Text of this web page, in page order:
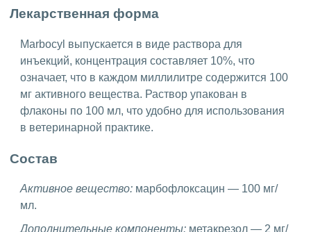
Лекарственная форма
Marbocyl выпускается в виде раствора для
инъекций, концентрация составляет 10%, что
означает, что в каждом миллилитре содержится 100
мг активного вещества. Раствор упакован в
флаконы по 100 мл, что удобно для использования
в ветеринарной практике.
Состав
Активное вещество: марбофлоксацин — 100 мг/
мл.
Дополнительные компоненты: метакрезол — 2 мг/